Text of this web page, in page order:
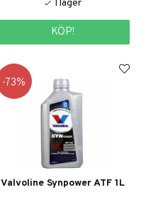
KÖP!
73
Valvoline Synpower ATF 1L